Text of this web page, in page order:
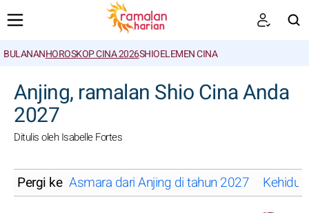
BULANANHOROSKOP CINA 2026SHIOELEMEN CINA
Anjing, ramalan Shio Cina Anda
2027
Ditulis oleh Isabelle Fortes
Pergi ke Asmara dari Anjing di tahun 2027